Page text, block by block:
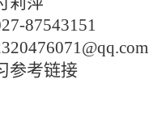
87543151
参考链接